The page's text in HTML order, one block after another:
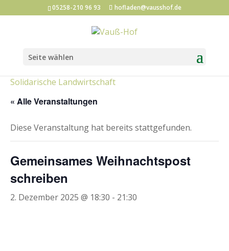
05258-210 96 93 hofladen@vausshof.de
Seite wählen
Solidarische Landwirtschaft
« Alle Veranstaltungen
Diese Veranstaltung hat bereits stattgefunden.
Gemeinsames Weihnachtspost
schreiben
2. Dezember 2025 @ 18:30 - 21:30